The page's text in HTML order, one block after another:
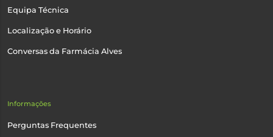
Equipa Técnica
Localização e Horário
Conversas da Farmácia Alves
Informações
Perguntas Frequentes